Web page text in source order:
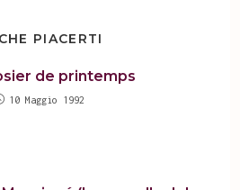
PIACERTI
de printemps
10 Maggio 1992